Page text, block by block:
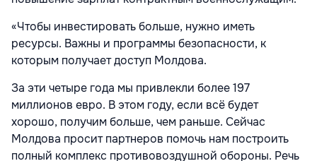
«Чтобы инвестировать больше, нужно иметь
ресурсы. Важны и программы безопасности, к
которым получает доступ Молдова.
За эти четыре года мы привлекли более 197
миллионов евро. В этом году, если всё будет
хорошо, получим больше, чем раньше. Сейчас
Молдова просит партнеров помочь нам построить
полный комплекс противовоздушной обороны. Речь